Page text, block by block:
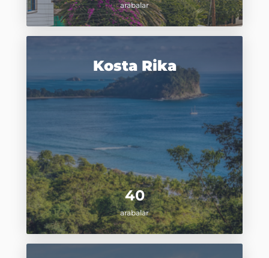
arabalar
40
arabalar
Kosta Rika